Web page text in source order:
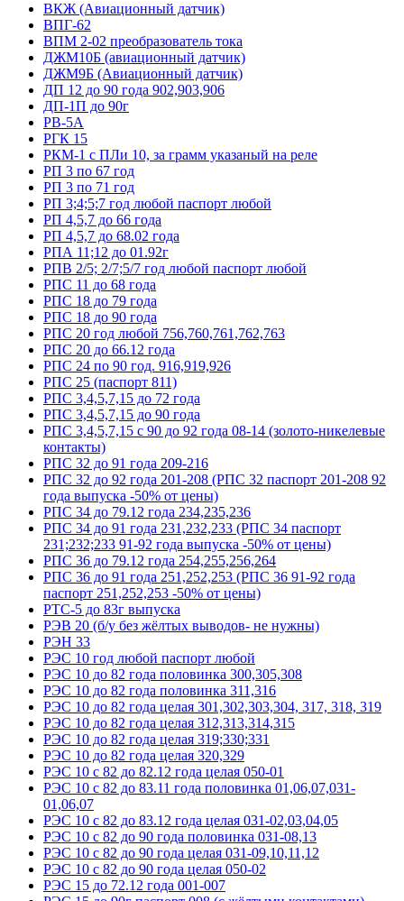
ВКЖ (Авиационный датчик)
ВПГ-62
ВПМ 2-02 преобразователь тока
ДЖМ10Б (авиационный датчик)
ДЖМ9Б (Авиационный датчик)
ДП 12 до 90 года 902,903,906
ДП-1П до 90г
РВ-5А
РГК 15
РКМ-1 с ПЛи 10, за грамм указаный на реле
РП 3 по 67 год
РП 3 по 71 год
РП 3;4;5;7 год любой паспорт любой
РП 4,5,7 до 66 года
РП 4,5,7 до 68.02 года
РПА 11;12 до 01.92г
РПВ 2/5; 2/7;5/7 год любой паспорт любой
РПС 11 до 68 года
РПС 18 до 79 года
РПС 18 до 90 года
РПС 20 год любой 756,760,761,762,763
РПС 20 до 66.12 года
РПС 24 по 90 год. 916,919,926
РПС 25 (паспорт 811)
РПС 3,4,5,7,15 до 72 года
РПС 3,4,5,7,15 до 90 года
РПС 3,4,5,7,15 с 90 до 92 года 08-14 (золото-никелевые
контакты)
РПС 32 до 91 года 209-216
РПС 32 до 92 года 201-208 (РПС 32 паспорт 201-208 92
года выпуска -50% от цены)
РПС 34 до 79.12 года 234,235,236
РПС 34 до 91 года 231,232,233 (РПС 34 паспорт
231;232;233 91-92 года выпуска -50% от цены)
РПС 36 до 79.12 года 254,255,256,264
РПС 36 до 91 года 251,252,253 (РПС 36 91-92 года
паспорт 251,252,253 -50% от цены)
РТС-5 до 83г выпуска
РЭВ 20 (б/у без жёлтых выводов- не нужны)
РЭН 33
РЭС 10 год любой паспорт любой
РЭС 10 до 82 года половинка 300,305,308
РЭС 10 до 82 года половинка 311,316
РЭС 10 до 82 года целая 301,302,303,304, 317, 318, 319
РЭС 10 до 82 года целая 312,313,314,315
РЭС 10 до 82 года целая 319;330;331
РЭС 10 до 82 года целая 320,329
РЭС 10 с 82 до 82.12 года целая 050-01
РЭС 10 с 82 до 83.11 года половинка 01,06,07,031-
01,06,07
РЭС 10 с 82 до 83.12 года целая 031-02,03,04,05
РЭС 10 с 82 до 90 года половинка 031-08,13
РЭС 10 с 82 до 90 года целая 031-09,10,11,12
РЭС 10 с 82 до 90 года целая 050-02
РЭС 15 до 72.12 года 001-007